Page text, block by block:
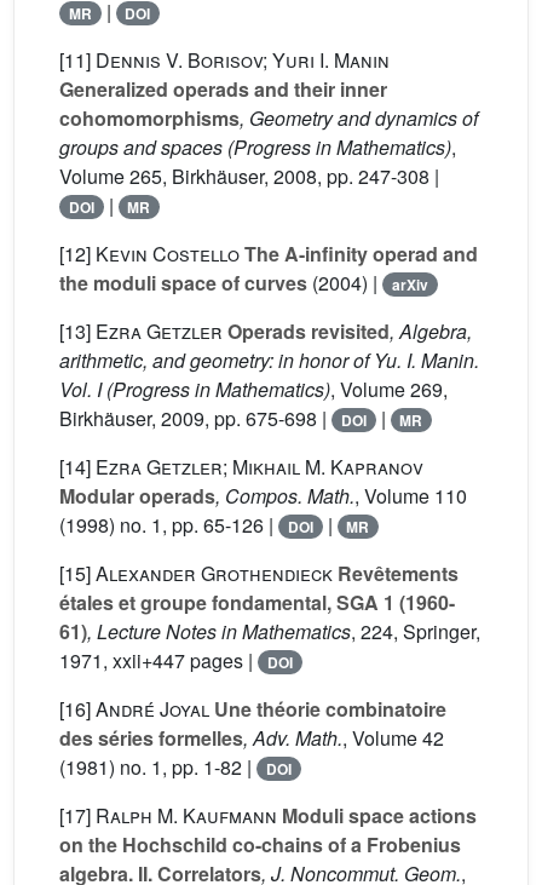
MR | DOI
[11] Dennis V. Borisov; Yuri I. Manin
Generalized operads and their inner
cohomomorphisms, Geometry and dynamics of
groups and spaces (Progress in Mathematics),
Volume 265, Birkhäuser, 2008, pp. 247-308 |
DOI | MR
[12] Kevin CostelloThe A-infinity operad and
the moduli space of curves (2004) | arXiv
[13] Ezra Getzler Operads revisited, Algebra,
arithmetic, and geometry: in honor of Yu. I. Manin.
Vol. I(Progress in Mathematics), Volume 269,
Birkhäuser, 2009, pp. 675-698 |
DOI | MR
[14] Ezra Getzler; Mikhail M. Kapranov
Modular operads, Compos. Math., Volume 110
(1998) no. 1, pp. 65-126 |
DOI | MR
[15]Alexander Grothendieck Revêtements
étales et groupe fondamental, SGA 1 (1960-
61), Lecture Notes in Mathematics, 224, Springer,
1971, xxii+447 pages |
DOI
[16]André Joyal Une théorie combinatoire
des séries formelles, Adv. Math., Volume 42
(1981) no. 1, pp. 1-82 |
DOI
[17] Ralph M. Kaufmann Moduli space actions
on the Hochschild co-chains of a Frobenius
algebra. II. Correlators, J. Noncommut. Geom.,